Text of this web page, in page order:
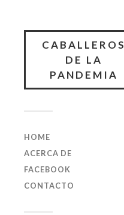
CABALLEROS
DE LA
PANDEMIA
HOME
ACERCA DE
FACEBOOK
CONTACTO